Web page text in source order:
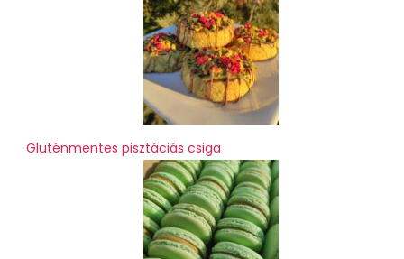
Gluténmentes pisztáciás csiga